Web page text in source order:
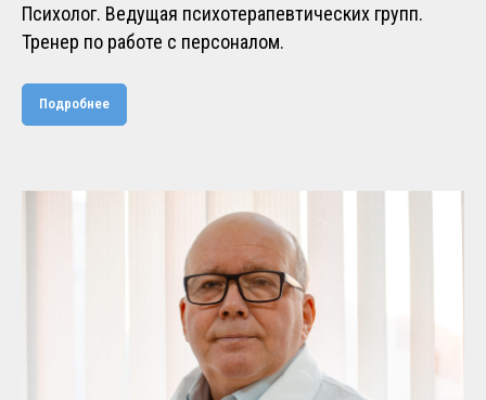
Психолог. Ведущая психотерапевтических групп.
Тренер по работе с персоналом.
Подробнее